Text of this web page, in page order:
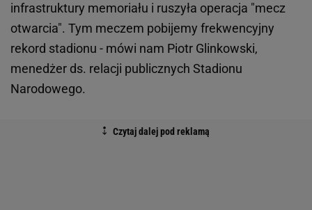
infrastruktury memoriału i ruszyła operacja "mecz
otwarcia". Tym meczem pobijemy frekwencyjny
rekord stadionu - mówi nam Piotr Glinkowski,
menedżer ds. relacji publicznych Stadionu
Narodowego.